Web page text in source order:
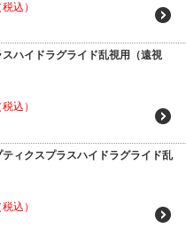
込）
ハイドラグライド乱視用（遠視
込）
ティクスプラスハイドラグライド乱
込）